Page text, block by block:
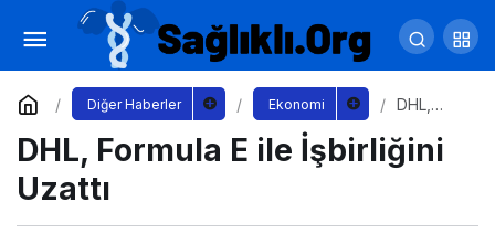
Diğer Haberler Ekonomi
DHL,
ile
İşbirliğini
DHL, Formula E ile İşbirliğini
Uzattı
Uğur Kılıç D Smart'a konuk oluyor
Yorum Yap Paylaş